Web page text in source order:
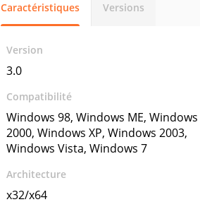
Caractéristiques Versions
Version
3.0
Compatibilité
Windows 98, Windows ME, Windows
2000, Windows XP, Windows 2003,
Windows Vista, Windows 7
Architecture
x32/x64